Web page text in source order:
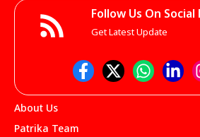
Follow Us On Social
Get Latest Update
About Us
Patrika Team